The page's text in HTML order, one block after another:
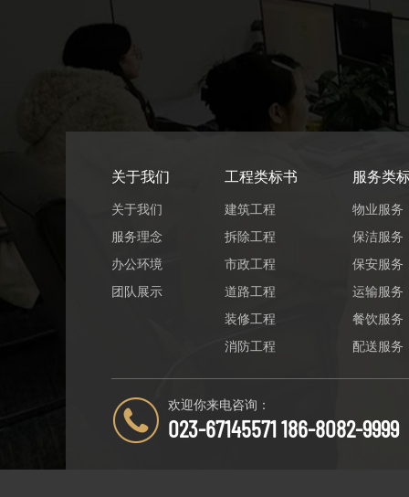
关于我们
关于我们
服务理念
办公环境
团队展示
工程类标书
建筑工程
拆除工程
市政工程
道路工程
装修工程
消防工程
服务类
物业服务
保洁服务
保安服务
运输服务
餐饮服务
配送服务
欢迎你来电咨询：
023-67145571 186-8082-9999